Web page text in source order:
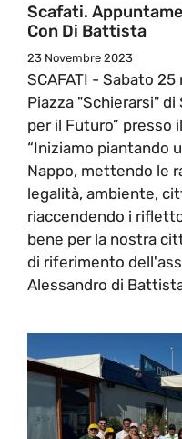
Scafati.
Con Di Battista
23 Novembre 2023
SCAFATI - Sabato
Piazza "Schierarsi"
per il Futuro” presso
“Iniziamo piantando
Nappo, mettendo le
legalità, ambiente,
riaccendendo i
bene per la nostra
di riferimento
Alessandro di Battista